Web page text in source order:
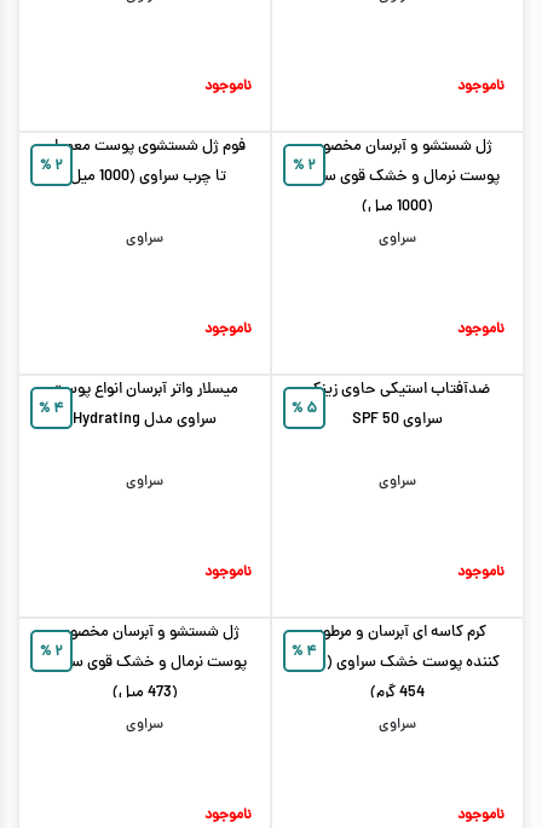
ناموجود ناموجود
۲ %
ژل شستشو و آبرسان مخصوص
پوست نرمال و خشک قوی سراوی
(1000 میل)
سراوی
ناموجود
۲ %
فوم ژل شستشوی پوست معمولی
تا چرب سراوی (1000 میل)
سراوی
ناموجود
۵ %
ضدآفتاب استیکی حاوی زینک
سراوی SPF 50
سراوی
ناموجود
۴ %
میسلار واتر آبرسان انواع پوست
سراوی مدل Hydrating
سراوی
ناموجود
۴ %
کرم کاسه ای آبرسان و مرطوب
کننده پوست خشک سراوی (حجم
454 گرم)
سراوی
ناموجود
۲ %
ژل شستشو و آبرسان مخصوص
پوست نرمال و خشک قوی سراوی
(473 میل)
سراوی
ناموجود